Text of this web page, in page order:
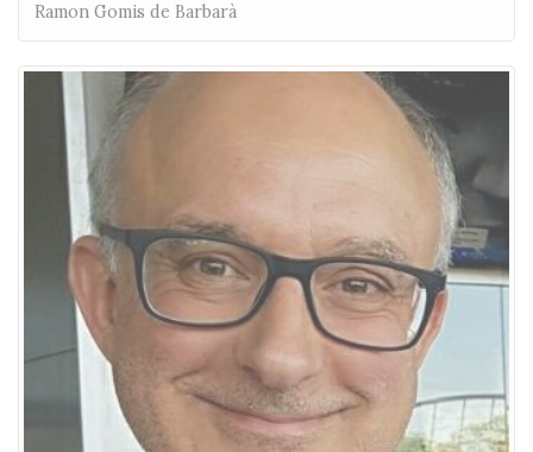
Ramon Gomis de Barbarà